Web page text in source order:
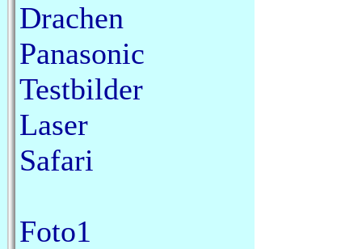
Drachen
Panasonic
Testbilder
Laser
Safari
Foto1